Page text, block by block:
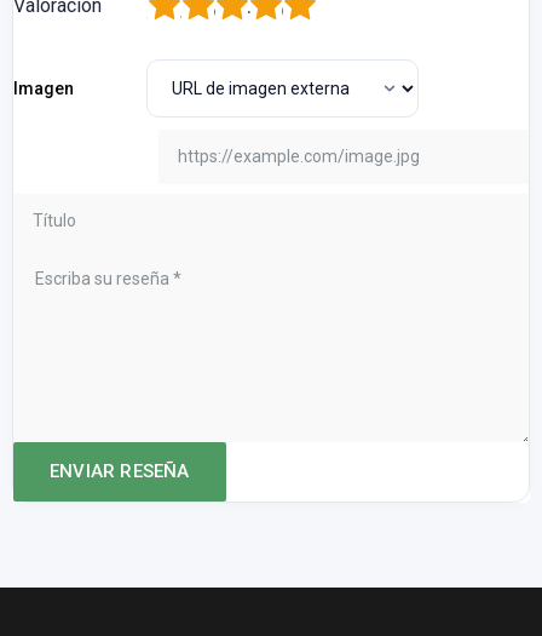
Valoración
Imagen